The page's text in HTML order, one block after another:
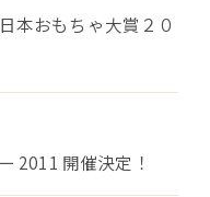
本おもちゃ大賞２０
2011 開催決定！